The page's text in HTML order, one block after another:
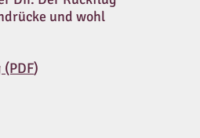
und wohl
)